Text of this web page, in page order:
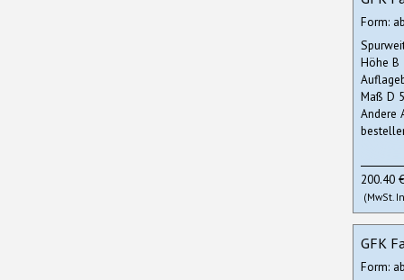
Form:
Höhe B
Maß D
Andere
200.40 €
(MwSt.
GFK
Form: